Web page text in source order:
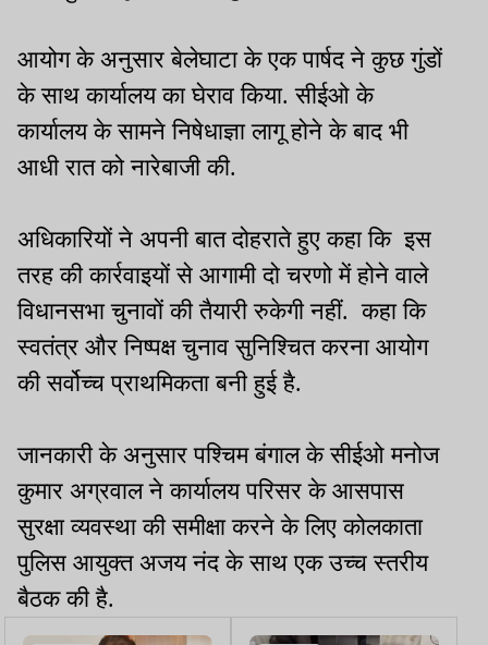
आयोग के अनुसार बेलेघाटा के एक पार्षद ने कुछ गुंडों
के साथ कार्यालय का घेराव किया. सीईओ के
कार्यालय के सामने निषेधाज्ञा लागू होने के बाद भी
आधी रात को नारेबाजी की.
अधिकारियों ने अपनी बात दोहराते हुए कहा कि इस
तरह की कार्रवाइयों से आगामी दो चरणो में होने वाले
विधानसभा चुनावों की तैयारी रुकेगी नहीं. कहा कि
स्वतंत्र और निष्पक्ष चुनाव सुनिश्चित करना आयोग
की सर्वोच्च प्राथमिकता बनी हुई है.
जानकारी के अनुसार पश्चिम बंगाल के सीईओ मनोज
कुमार अग्रवाल ने कार्यालय परिसर के आसपास
सुरक्षा व्यवस्था की समीक्षा करने के लिए कोलकाता
पुलिस आयुक्त अजय नंद के साथ एक उच्च स्तरीय
बैठक की है.